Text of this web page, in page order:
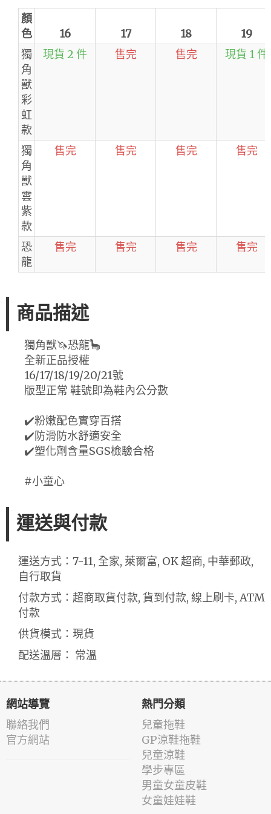
顏
色
16 17 18
19
獨
角
獸
彩
虹
款
現貨 2 件 售完 售完 現貨 1 件
獨
角
獸
雲
紫
款
售完 售完 售完 售完
恐
龍
售完 售完 售完 售完
商品描述
獨角獸🦄️恐龍🦕
全新正品授權
16/17/18/19/20/21號
版型正常 鞋號即為鞋內公分數
✔️粉嫩配色實穿百搭
✔️防滑防水舒適安全
✔️塑化劑含量SGS檢驗合格
#小童心
運送與付款
運送方式：7-11, 全家, 萊爾富, OK 超商, 中華郵政,
自行取貨
付款方式：超商取貨付款, 貨到付款, 線上刷卡, ATM
付款
供貨模式：現貨
配送溫層： 常溫
網站導覽
聯絡我們
官方網站
熱門分類
兒童拖鞋
GP涼鞋拖鞋
兒童涼鞋
學步專區
男童女童皮鞋
女童娃娃鞋